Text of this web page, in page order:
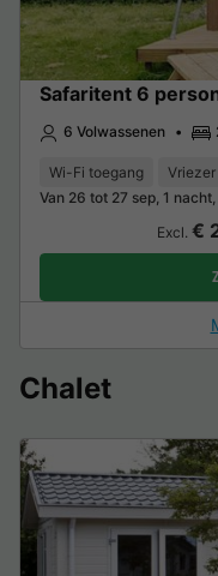
Safaritent 6
6 Volwassenen
Wi-Fi toegang Vriezer
Van 26 tot 27 sep, 1
Excl. €
Chalet